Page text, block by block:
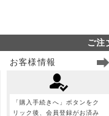
ご注
お客様情報
「購入手続きへ」ボタンをク
リック後、会員登録がお済み